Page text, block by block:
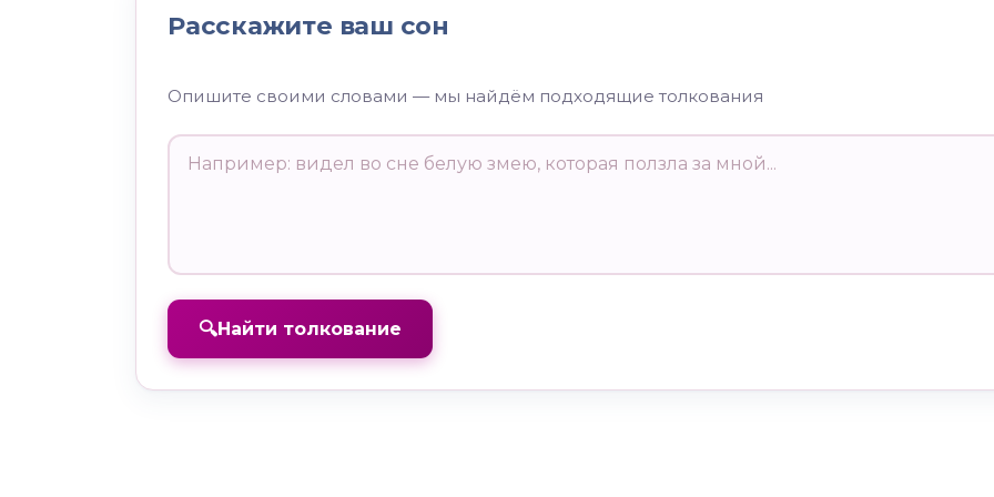
Расскажите ваш сон
Опишите своими словами — мы найдём подходящие толкования
🔍Найти толкование